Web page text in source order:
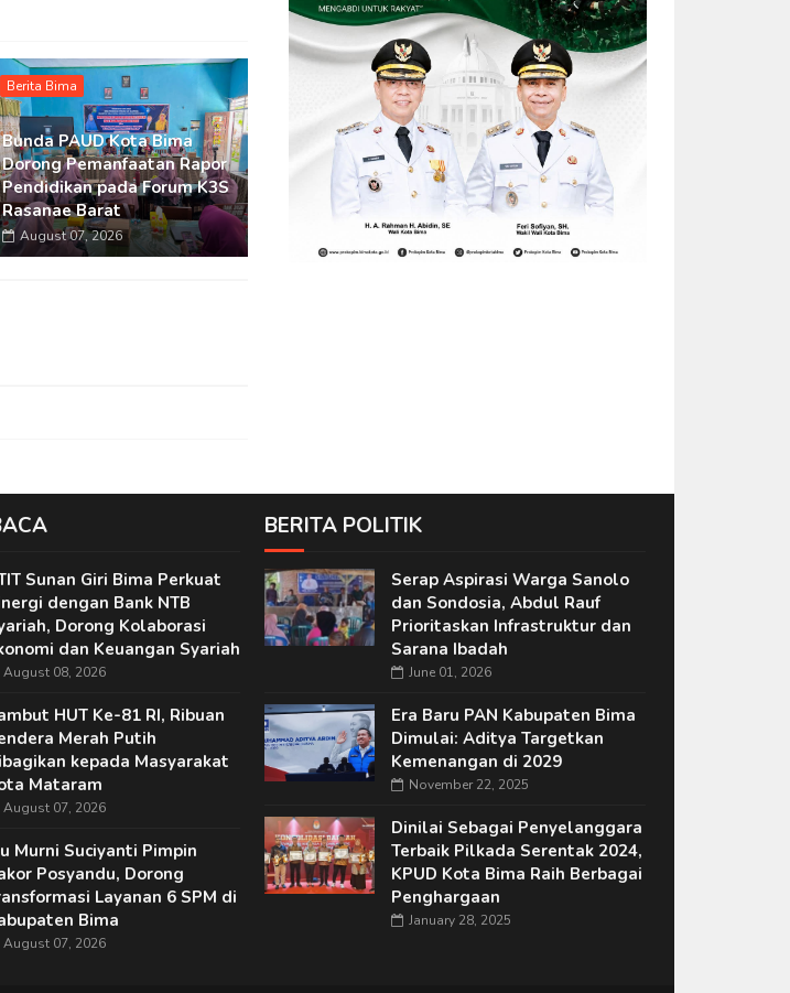
Berita Bima
Bunda PAUD Kota Bima
Dorong Pemanfaatan Rapor
Pendidikan pada Forum K3S
Rasanae Barat
August 07, 2026
Sunan Giri Bima Perkuat
dengan Bank NTB
Dorong Kolaborasi
dan Keuangan Syariah
August 08, 2026
HUT Ke-81 RI, Ribuan
Merah Putih
kepada Masyarakat
Mataram
August 07, 2026
Murni Suciyanti Pimpin
Posyandu, Dorong
Layanan 6 SPM di
Bima
August 07, 2026
BERITA POLITIK
Serap Aspirasi Warga Sanolo
dan Sondosia, Abdul Rauf
Prioritaskan Infrastruktur dan
Sarana Ibadah
June 01, 2026
Era Baru PAN Kabupaten Bima
Dimulai: Aditya Targetkan
Kemenangan di 2029
November 22, 2025
Dinilai Sebagai Penyelanggara
Terbaik Pilkada Serentak 2024,
KPUD Kota Bima Raih Berbagai
Penghargaan
January 28, 2025